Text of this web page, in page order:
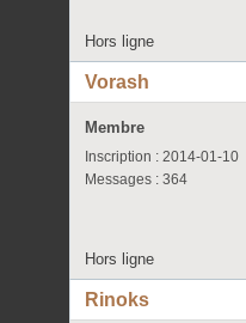
Hors ligne
Vorash
Membre
Inscription : 2014-01-10
Messages : 364
Hors ligne
Rinoks